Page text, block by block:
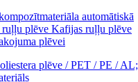
automātiskā
ruļļu plēve Kafijas ruļļu plēve
plēvei
plēve / PET / PE / AL;